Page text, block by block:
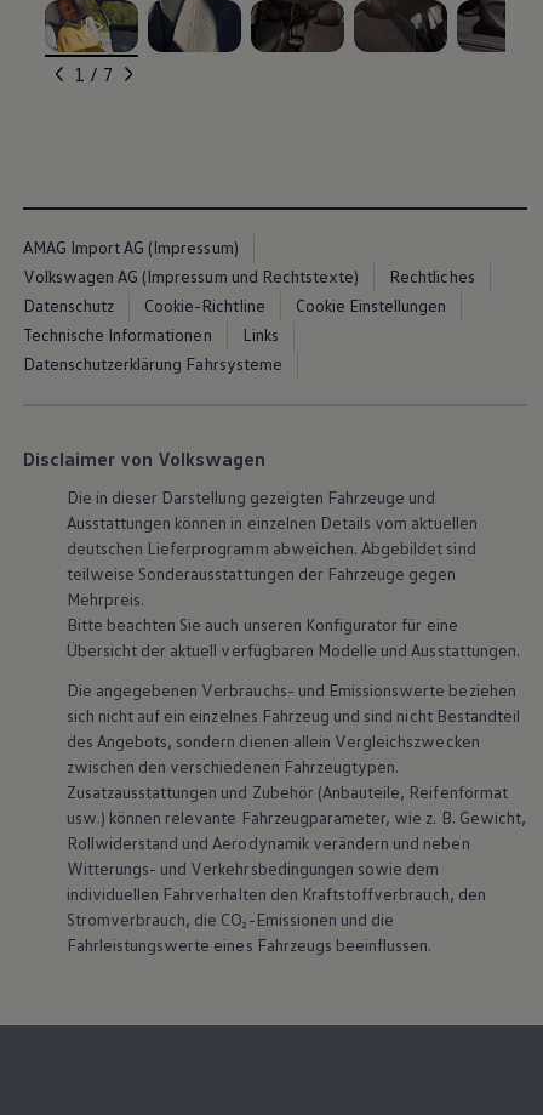
Volkswagen Blog
, 1 von 7
1 / 7
AMAG Import AG (Impressum)
Volkswagen AG (Impressum und Rechtstexte)
Rechtliches
Datenschutz
Cookie-Richtline
Cookie Einstellungen
Technische Informationen
Links
Datenschutzerklärung Fahrsysteme
Disclaimer von Volkswagen
Die in dieser Darstellung gezeigten Fahrzeuge und
Ausstattungen können in einzelnen Details vom aktuellen
deutschen Lieferprogramm abweichen. Abgebildet sind
teilweise Sonderausstattungen der Fahrzeuge gegen
Mehrpreis.
Bitte beachten Sie auch unseren Konfigurator für eine
Übersicht der aktuell verfügbaren Modelle und Ausstattungen.
Die angegebenen Verbrauchs- und Emissionswerte beziehen
sich nicht auf ein einzelnes Fahrzeug und sind nicht Bestandteil
des Angebots, sondern dienen allein Vergleichszwecken
zwischen den verschiedenen Fahrzeugtypen.
Zusatzausstattungen und Zubehör (Anbauteile, Reifenformat
usw.) können relevante Fahrzeugparameter, wie z. B. Gewicht,
Rollwiderstand und Aerodynamik verändern und neben
Witterungs- und Verkehrsbedingungen sowie dem
individuellen Fahrverhalten den Kraftstoffverbrauch, den
Stromverbrauch, die CO₂-Emissionen und die
Fahrleistungswerte eines Fahrzeugs beeinflussen.